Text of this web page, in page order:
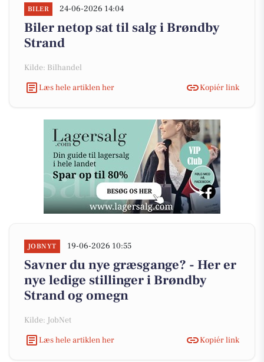
BILER 24-06-2026 14:04
Biler netop sat til salg i Brøndby
Strand
Kilde: Bilhandel
Læs hele artiklen her
Kopiér link
JOBNYT 19-06-2026 10:55
Savner du nye græsgange? - Her er
nye ledige stillinger i Brøndby
Strand og omegn
Kilde: JobNet
Læs hele artiklen her
Kopiér link